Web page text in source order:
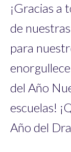
¡Gracias a
de
para
del Año
escuelas!
Año del